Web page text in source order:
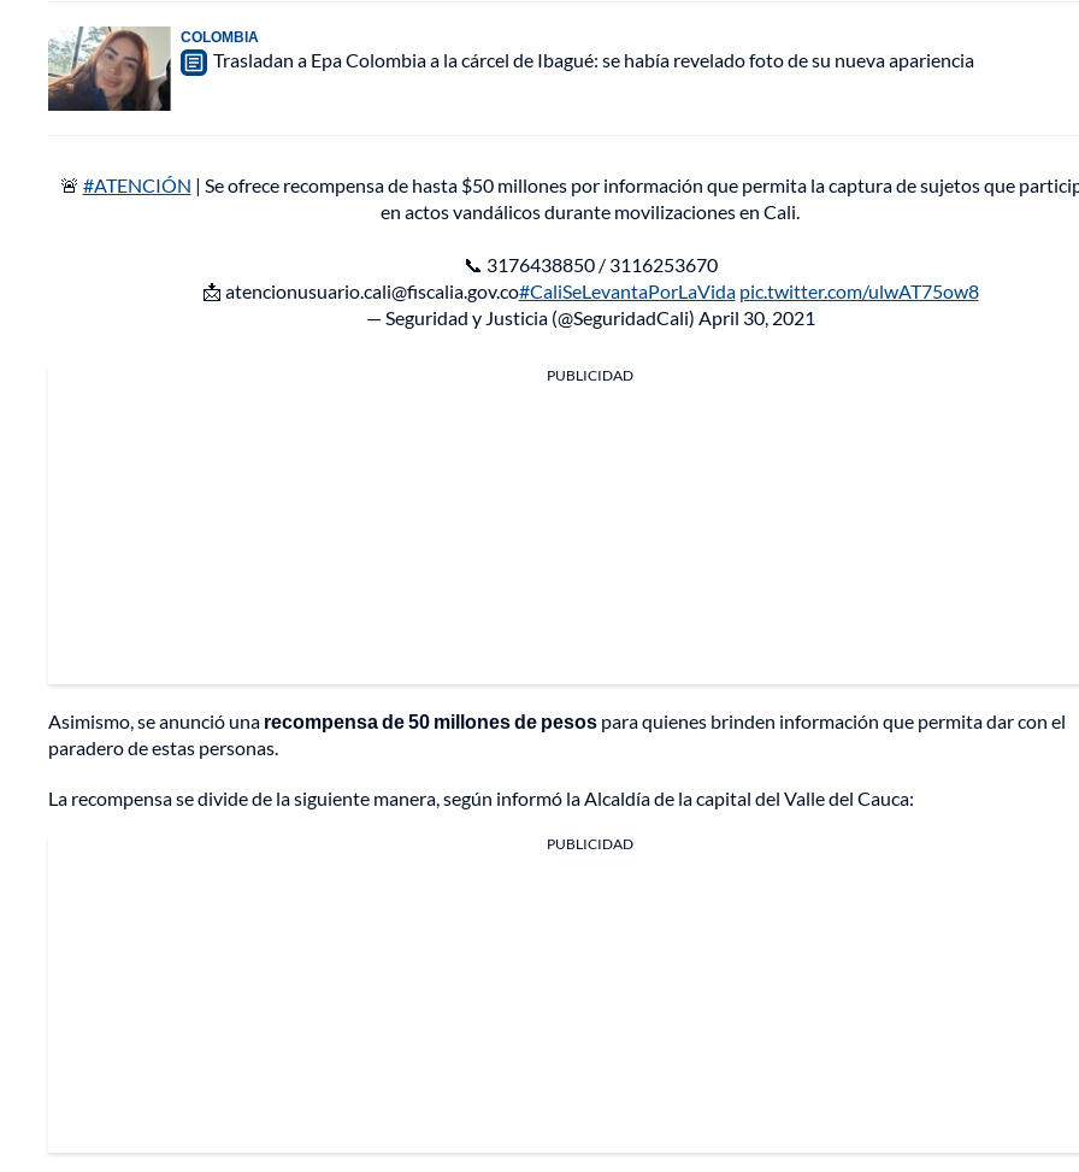
COLOMBIA
Trasladan a Epa Colombia a la cárcel de Ibagué: se había revelado foto de su nueva apariencia
🚨 #ATENCIÓN | Se ofrece recompensa de hasta $50 millones por información que permita la captura de sujetos que
en actos vandálicos durante movilizaciones en Cali.
📞 3176438850 / 3116253670
📩 atencionusuario.cali@fiscalia.gov.co#CaliSeLevantaPorLaVida pic.twitter.com/ulwAT75ow8
— Seguridad y Justicia (@SeguridadCali) April 30, 2021
PUBLICIDAD
Asimismo, se anunció una recompensa de 50 millones de pesos para quienes brinden información que permita dar con el
paradero de estas personas.
La recompensa se divide de la siguiente manera, según informó la Alcaldía de la capital del Valle del Cauca:
PUBLICIDAD